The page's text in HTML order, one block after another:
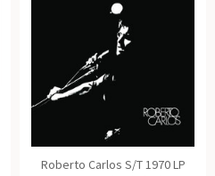
Roberto Carlos S/T 1970 LP